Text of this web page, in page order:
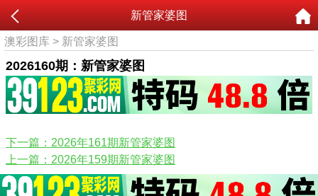
新管家婆图
澳彩图库 > 新管家婆图
2026160期：新管家婆图
下一篇：2026年161期新管家婆图
上一篇：2026年159期新管家婆图